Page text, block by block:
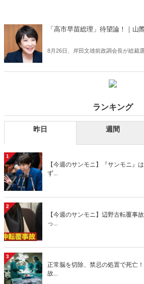
「高市早苗総理」待望論！｜山
8月26日、岸田文雄前政調会長が総裁
を守れるのはいったい誰なのか。絶賛
年10月号より、山際澄夫氏の連載「
ランキング
昨日 週間
1
【今週のサンモニ】『サンモニ』
ず...
2
【今週のサンモニ】辺野古転覆事
っ...
3
正常脳を切除、禁忌の処置で死亡
故...